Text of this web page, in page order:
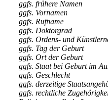
ggfs. frühere Namen
ggfs. Vornamen
ggfs. Rufname
ggfs. Doktorgrad
ggfs. Ordens- und
ggfs. Tag der Geburt
ggfs. Ort der Geburt
ggfs. Staat bei Geburt im
ggfs. Geschlecht
ggfs. derzeitige
ggfs. rechtliche